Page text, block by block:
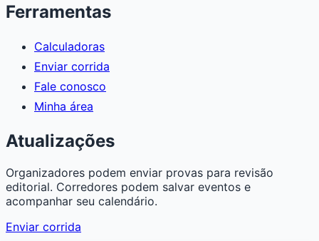
Ferramentas
Calculadoras
Enviar corrida
Fale conosco
Minha área
Atualizações
Organizadores podem enviar provas para revisão
editorial. Corredores podem salvar eventos e
acompanhar seu calendário.
Enviar corrida